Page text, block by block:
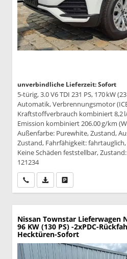
unverbindliche Lieferzeit: Sofort
5-türig, 3.0 V6 TDI 231 PS, 170 kW
Automatik, Verbrennungsmotor
Kraftstoffverbrauch kombiniert 8,2 l/
Emission kombiniert 206.00 g/km
Außenfarbe: Purewhite, Zustand,
Zustand, Fahrfähigkeit:
Keine Schäden feststellbar,
121234
Wir rufen Sie anPDF-Datei, Fahrzeugexposé
Nissan Townstar Lieferwagen
96 KW (130 PS) -2xPDC-
Hecktüren-Sofort